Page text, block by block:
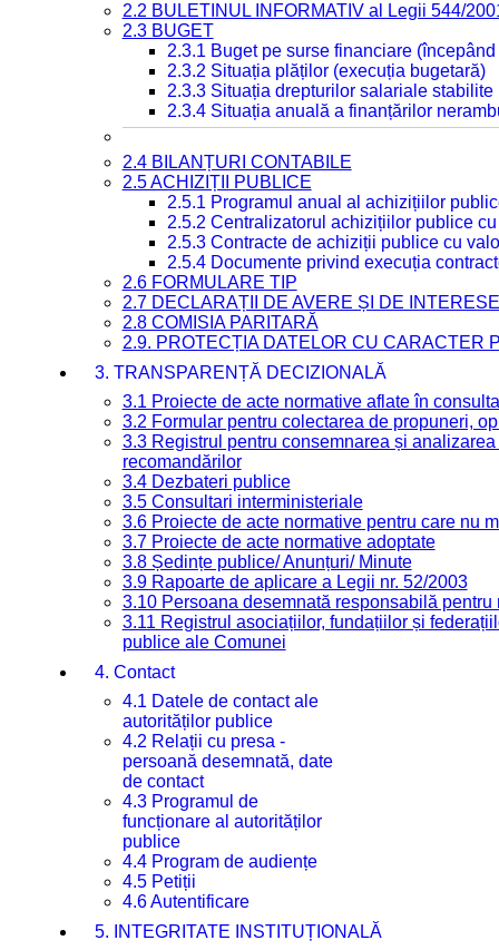
2.2 BULETINUL INFORMATIV al Legii 544/
2.3 BUGET
2.3.1 Buget pe surse financiare
2.3.2 Situația plăților (execuția bugetară)
2.3.3 Situația drepturilor salariale
2.3.4 Situația anuală a finanțărilor
2.4 BILANȚURI CONTABILE
2.5 ACHIZIȚII PUBLICE
2.5.1 Programul anual al achizițiilor
2.5.2 Centralizatorul achizițiilor publice
2.5.3 Contracte de achiziții publice cu
2.5.4 Documente privind execuția
2.6 FORMULARE TIP
2.7 DECLARAȚII DE AVERE ȘI DE INTERESE
2.8 COMISIA PARITARĂ
2.9. PROTECȚIA DATELOR CU CARACTER
3. TRANSPARENȚĂ DECIZIONALĂ
3.1 Proiecte de acte normative aflate în
3.2 Formular pentru colectarea de propuneri,
3.3 Registrul pentru consemnarea și
recomandărilor
3.4 Dezbateri publice
3.5 Consultari interministeriale
3.6 Proiecte de acte normative pentru care nu
3.7 Proiecte de acte normative adoptate
3.8 Ședințe publice/ Anunțuri/ Minute
3.9 Rapoarte de aplicare a Legii nr. 52/2003
3.10 Persoana desemnată responsabilă
3.11 Registrul asociațiilor, fundațiilor și
publice ale Comunei
4. Contact
4.1 Datele de contact ale
autorităților publice
4.2 Relații cu presa -
persoană desemnată, date
de contact
4.3 Programul de
funcționare al autorităților
publice
4.4 Program de audiențe
4.5 Petiții
4.6 Autentificare
5. INTEGRITATE INSTITUȚIONALĂ